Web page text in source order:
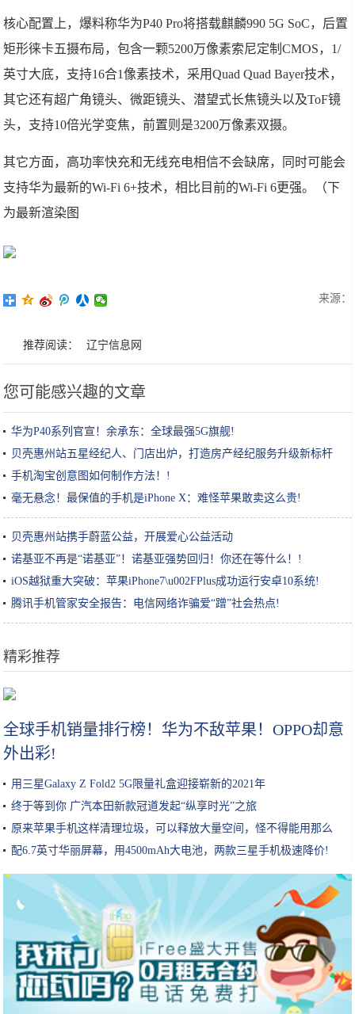
核心配置上，爆料称华为P40 Pro将搭载麒麟990 5G SoC，后置
矩形徕卡五摄布局，包含一颗5200万像素索尼定制CMOS，1/
英寸大底，支持16合1像素技术，采用Quad Quad Bayer技术，
其它还有超广角镜头、微距镜头、潜望式长焦镜头以及ToF镜
头，支持10倍光学变焦，前置则是3200万像素双摄。
其它方面，高功率快充和无线充电相信不会缺席，同时可能会
支持华为最新的Wi-Fi 6+技术，相比目前的Wi-Fi 6更强。（下
为最新渲染图
来源：
推荐阅读： 辽宁信息网
您可能感兴趣的文章
华为P40系列官宣！余承东：全球最强5G旗舰!
贝壳惠州站五星经纪人、门店出炉，打造房产经纪服务升级新标杆
手机淘宝创意图如何制作方法！!
毫无悬念！最保值的手机是iPhone X：难怪苹果敢卖这么贵!
贝壳惠州站携手蔚蓝公益，开展爱心公益活动
诺基亚不再是“诺基亚”！诺基亚强势回归！你还在等什么！!
iOS越狱重大突破：苹果iPhone7\u002FPlus成功运行安卓10系统!
腾讯手机管家安全报告：电信网络诈骗爱“蹭”社会热点!
精彩推荐
全球手机销量排行榜！华为不敌苹果！OPPO却意
外出彩!
用三星Galaxy Z Fold2 5G限量礼盒迎接崭新的2021年
终于等到你 广汽本田新款冠道发起“纵享时光”之旅
原来苹果手机这样清理垃圾，可以释放大量空间，怪不得能用那么
久!
配6.7英寸华丽屏幕，用4500mAh大电池，两款三星手机极速降价!